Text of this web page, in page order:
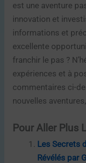
est une aventure
innovation et
informations et
excellente
franchir le pas ?
expériences et à
commentaires ci-
nouvelles
Pour Aller Plus
Les Secrets
Révélés par